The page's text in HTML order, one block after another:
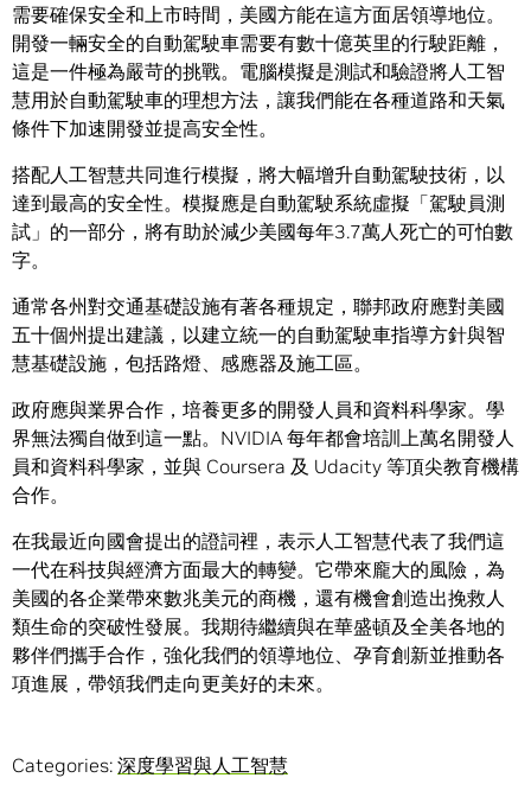
需要確保安全和上市時間，美國方能在這方面居領導地位。
開發一輛安全的自動駕駛車需要有數十億英里的行駛距離，
這是一件極為嚴苛的挑戰。電腦模擬是測試和驗證將人工智
慧用於自動駕駛車的理想方法，讓我們能在各種道路和天氣
條件下加速開發並提高安全性。
搭配人工智慧共同進行模擬，將大幅增升自動駕駛技術，以
達到最高的安全性。模擬應是自動駕駛系統虛擬「駕駛員測
試」的一部分，將有助於減少美國每年3.7萬人死亡的可怕數
字。
通常各州對交通基礎設施有著各種規定，聯邦政府應對美國
五十個州提出建議，以建立統一的自動駕駛車指導方針與智
慧基礎設施，包括路燈、感應器及施工區。
政府應與業界合作，培養更多的開發人員和資料科學家。學
界無法獨自做到這一點。NVIDIA 每年都會培訓上萬名開發人
員和資料科學家，並與 Coursera 及 Udacity 等頂尖教育機構
合作。
在我最近向國會提出的證詞裡，表示人工智慧代表了我們這
一代在科技與經濟方面最大的轉變。它帶來龐大的風險，為
美國的各企業帶來數兆美元的商機，還有機會創造出挽救人
類生命的突破性發展。我期待繼續與在華盛頓及全美各地的
夥伴們攜手合作，強化我們的領導地位、孕育創新並推動各
項進展，帶領我們走向更美好的未來。
Categories: 深度學習與人工智慧